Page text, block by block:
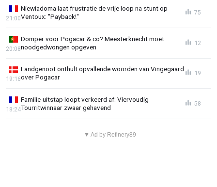
Niewiadoma laat frustratie de vrije loop na stunt op
Ventoux: "Payback!"
21:00
75
Domper voor Pogacar & co? Meesterknecht moet
noodgedwongen opgeven
20:08
12
Landgenoot onthult opvallende woorden van Vingegaard
over Pogacar
19:16
19
Familie-uitstap loopt verkeerd af: Viervoudig
Tourritwinnaar zwaar gehavend
18:24
58
▼ Ad by Refinery89